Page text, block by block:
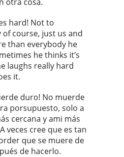
hard! Not to
of course, just us and
than everybody he
he thinks it’s
laughs really hard
it.
duro! No muerde
porsupuesto, solo a
cercana y ami más
veces cree que es tan
que se muere de
de hacerlo.